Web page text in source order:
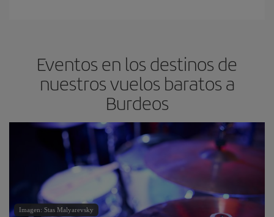
Eventos en los destinos de
nuestros vuelos baratos a
Burdeos
Imagen: Stas Malyarevsky